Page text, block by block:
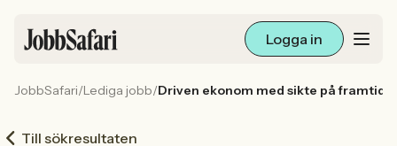
Logga in
JobbSafari/Lediga jobb/Driven ekonom med sikte på
Till sökresultaten